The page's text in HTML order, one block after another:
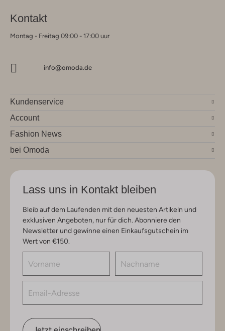
Kontakt
Montag - Freitag 09:00 - 17:00 uur
info@omoda.de
Kundenservice
Account
Fashion News
bei Omoda
Lass uns in Kontakt bleiben
Bleib auf dem Laufenden mit den neuesten Artikeln und
exklusiven Angeboten, nur für dich. Abonniere den
Newsletter und gewinne einen Einkaufsgutschein im
Wert von €150.